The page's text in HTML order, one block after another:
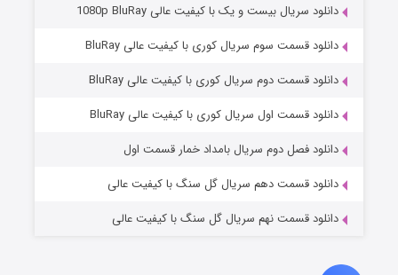
وستی ها
قسمت۱ (زیرنویس) منتشر شد
دانلود سریال بیست و یک با کیفیت عالی 1080p BluRay
دانلود قسمت سوم سریال کوری با کیفیت عالی BluRay
دانلود قسمت دوم سریال کوری با کیفیت عالی BluRay
دانلود قسمت اول سریال کوری با کیفیت عالی BluRay
دانلود فصل دوم سریال بامداد خمار قسمت اول
دانلود قسمت دهم سریال گل سنگ با کیفیت عالی
دانلود قسمت نهم سریال گل سنگ با کیفیت عالی